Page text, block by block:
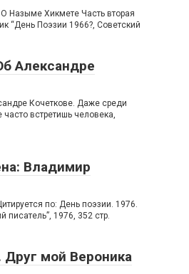
Назыме Хикмете Часть вторая
“День Поэзии 1966?, Советский
Александре
Кочеткове. Даже среди
встретишь человека,
Владимир
по: День поэзии. 1976.
писатель”, 1976, 352 стр.
мой Вероника